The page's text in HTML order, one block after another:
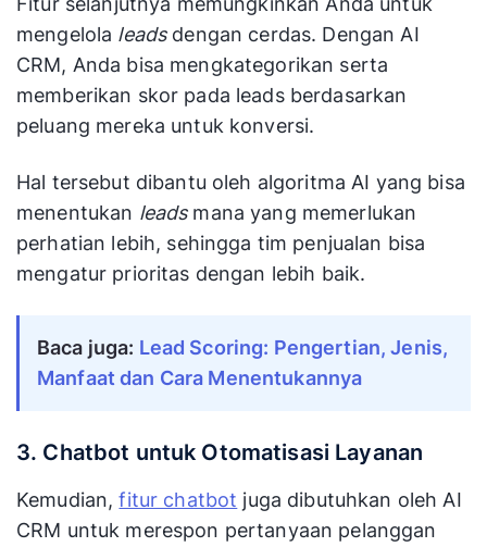
mengelola leadsdengan cerdas. Dengan AI
CRM, Anda bisa mengkategorikan serta
memberikan skor pada leads berdasarkan
peluang mereka untuk konversi.
Hal tersebut dibantu oleh algoritma AI yang bisa
menentukan leadsmana yang memerlukan
perhatian lebih, sehingga tim penjualan bisa
mengatur prioritas dengan lebih baik.
Baca juga: Lead Scoring: Pengertian, Jenis,
Manfaat dan Cara Menentukannya
3. Chatbot untuk Otomatisasi Layanan
Kemudian,fitur chatbot juga dibutuhkan oleh AI
CRM untuk merespon pertanyaan pelanggan